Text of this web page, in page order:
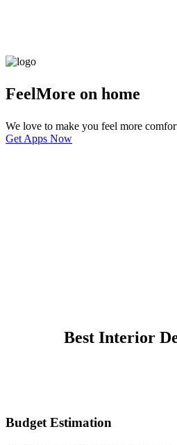
FeelMore on home
We love to make you feel more
Get Apps Now
Best Interior
Budget Estimation